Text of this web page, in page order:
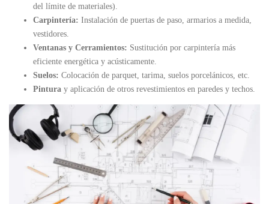
del límite de materiales).
Carpintería: Instalación de puertas de paso, armarios a medida,
vestidores.
Ventanas y Cerramientos: Sustitución por carpintería más
eficiente energética y acústicamente.
Suelos: Colocación de parquet, tarima, suelos porcelánicos, etc.
Pintura y aplicación de otros revestimientos en paredes y techos.